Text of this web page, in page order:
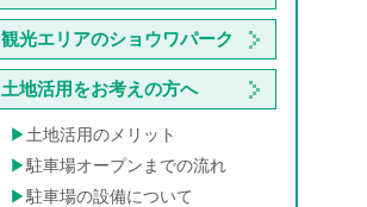
観光エリアのショウワパーク
土地活用をお考えの方へ
土地活用のメリット
駐車場オープンまでの流れ
駐車場の設備について